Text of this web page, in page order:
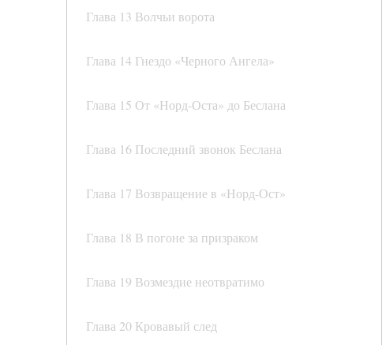
Глава 13 Волчьи ворота
Глава 14 Гнездо «Черного Ангела»
Глава 15 От «Норд-Оста» до Беслана
Глава 16 Последний звонок Беслана
Глава 17 Возвращение в «Норд-Ост»
Глава 18 В погоне за призраком
Глава 19 Возмездие неотвратимо
Глава 20 Кровавый след